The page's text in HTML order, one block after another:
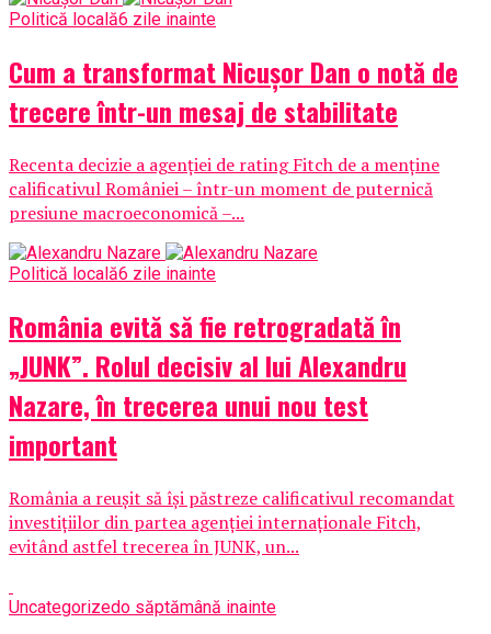
Politică locală6 zile inainte
Cum a transformat Nicușor Dan o notă de
trecere într-un mesaj de stabilitate
Recenta decizie a agenției de rating Fitch de a menține
calificativul României – într-un moment de puternică
presiune macroeconomică –...
Politică locală6 zile inainte
România evită să fie retrogradată în
„JUNK”. Rolul decisiv al lui Alexandru
Nazare, în trecerea unui nou test
important
România a reușit să își păstreze calificativul recomandat
investițiilor din partea agenției internaționale Fitch,
evitând astfel trecerea în JUNK, un...
Uncategorizedo săptămână inainte